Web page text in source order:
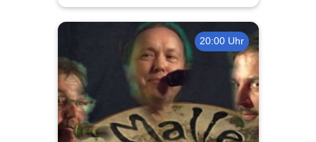
20:00 Uhr